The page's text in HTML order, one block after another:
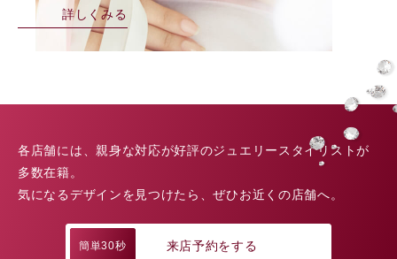
詳しくみる
各店舗には、親身な対応が好評のジュエリースタイリストが
多数在籍。
気になるデザインを見つけたら、ぜひお近くの店舗へ。
簡単30秒 来店予約をする